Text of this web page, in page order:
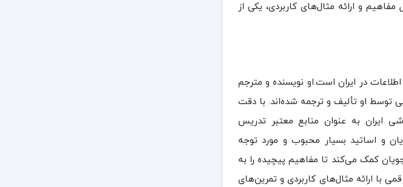
و ارائه مثال‌های کاربردی، یکی از
اطلاعات در ایران است.او نویسنده و مترجم
توسط او تألیف و ترجمه شده‌اند. با دقت
ایران به عنوان منابع معتبر تدریس
و اساتید بسیار محبوب و مورد توجه
کمک می‌کند تا مفاهیم پیچیده را به
با ارائه مثال‌های کاربردی و تمرین‌های